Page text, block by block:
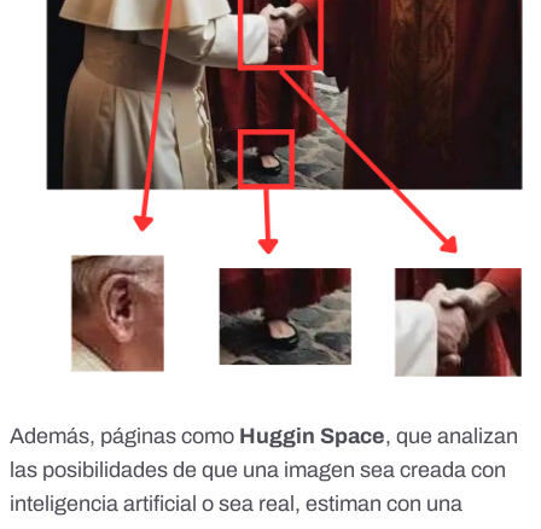
Además, páginas como Huggin Space, que analizan
las posibilidades de que una imagen sea creada con
inteligencia artificial o sea real, estiman con una